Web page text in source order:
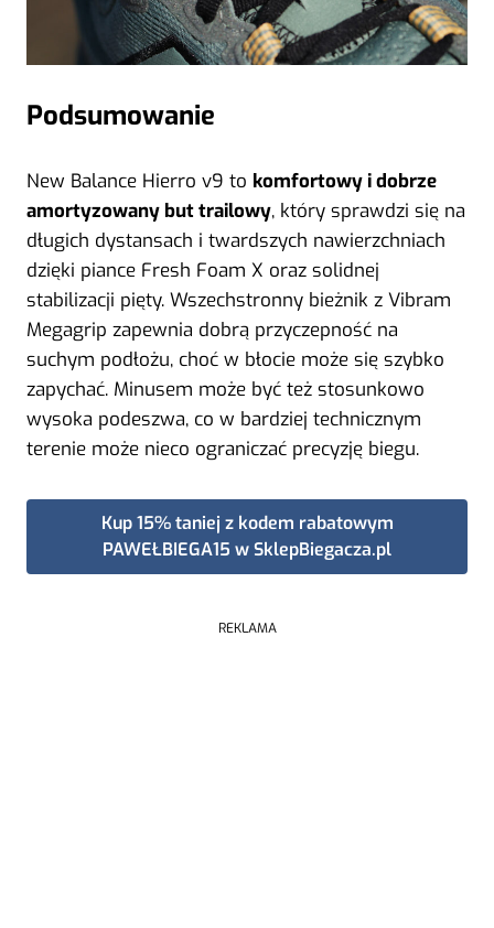
Podsumowanie
New Balance Hierro v9 to komfortowy i dobrze
amortyzowany but trailowy, który sprawdzi się na
długich dystansach i twardszych nawierzchniach
dzięki piance Fresh Foam X oraz solidnej
stabilizacji pięty. Wszechstronny bieżnik z Vibram
Megagrip zapewnia dobrą przyczepność na
suchym podłożu, choć w błocie może się szybko
zapychać. Minusem może być też stosunkowo
wysoka podeszwa, co w bardziej technicznym
terenie może nieco ograniczać precyzję biegu.
Kup 15% taniej z kodem rabatowym
PAWEŁBIEGA15 w SklepBiegacza.pl
REKLAMA